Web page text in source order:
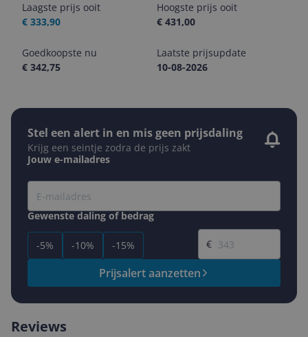
Laagste prijs ooit
€ 333,90
Hoogste prijs ooit
€ 431,00
Goedkoopste nu
€ 342,75
Laatste prijsupdate
10-08-2026
Stel een alert in en mis geen prijsdaling
Krijg een seintje zodra de prijs zakt
Jouw e-mailadres
Gewenste daling of bedrag
-5% -10% -15%
Gewenste prijs
€
Prijsalert aanzetten
Reviews